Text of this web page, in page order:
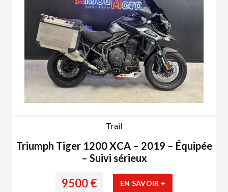
Trail
Triumph Tiger 1200 XCA – 2019 – Équipée
– Suivi sérieux
9500€ EN SAVOIR +